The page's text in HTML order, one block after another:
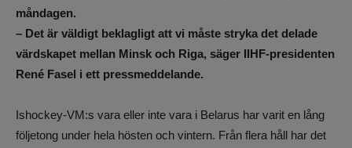
måndagen.
– Det är väldigt beklagligt att vi måste stryka det delade
värdskapet mellan Minsk och Riga, säger IIHF-presidenten
René Fasel i ett pressmeddelande.
Ishockey-VM:s vara eller inte vara i Belarus har varit en lång
följetong under hela hösten och vintern. Från flera håll har det